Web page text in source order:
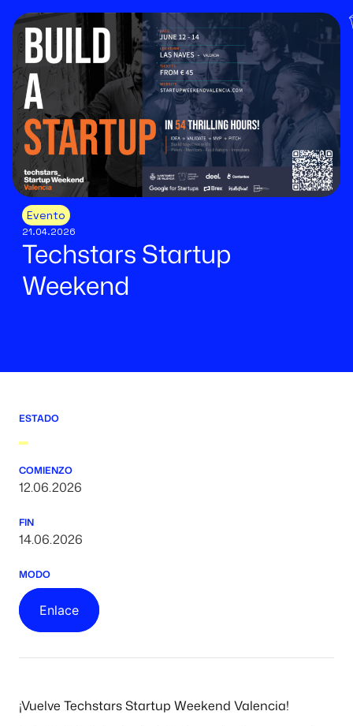
Evento
21.04.2026
Techstars Startup
Weekend
ESTADO
COMIENZO
12.06.2026
FIN
14.06.2026
MODO
Enlace
¡Vuelve Techstars Startup Weekend Valencia!